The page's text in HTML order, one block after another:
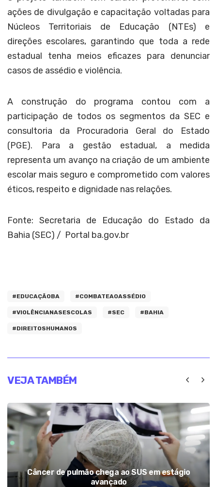
ações de divulgação e capacitação voltadas para
Núcleos Territoriais de Educação (NTEs) e
direções escolares, garantindo que toda a rede
estadual tenha meios eficazes para denunciar
casos de assédio e violência.
A construção do programa contou com a
participação de todos os segmentos da SEC e
consultoria da Procuradoria Geral do Estado
(PGE). Para a gestão estadual, a medida
representa um avanço na criação de um ambiente
escolar mais seguro e comprometido com valores
éticos, respeito e dignidade nas relações.
Fonte: Secretaria de Educação do Estado da
Bahia (SEC) / Portal ba.gov.br
#EDUCAÇÃOBA #COMBATEAOASSÉDIO
#VIOLÊNCIANASESCOLAS #SEC #BAHIA
#DIREITOSHUMANOS
VEJA TAMBÉM
Câncer de pulmão chega ao SUS em estágio
avançado